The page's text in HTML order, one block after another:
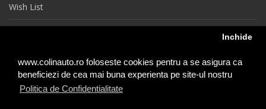
www.colinauto.ro foloseste cookies pentru a se asigura ca
beneficiezi de cea mai buna experienta pe site-ul nostru
Politica de Confidentialitate
Inchide
Wish List